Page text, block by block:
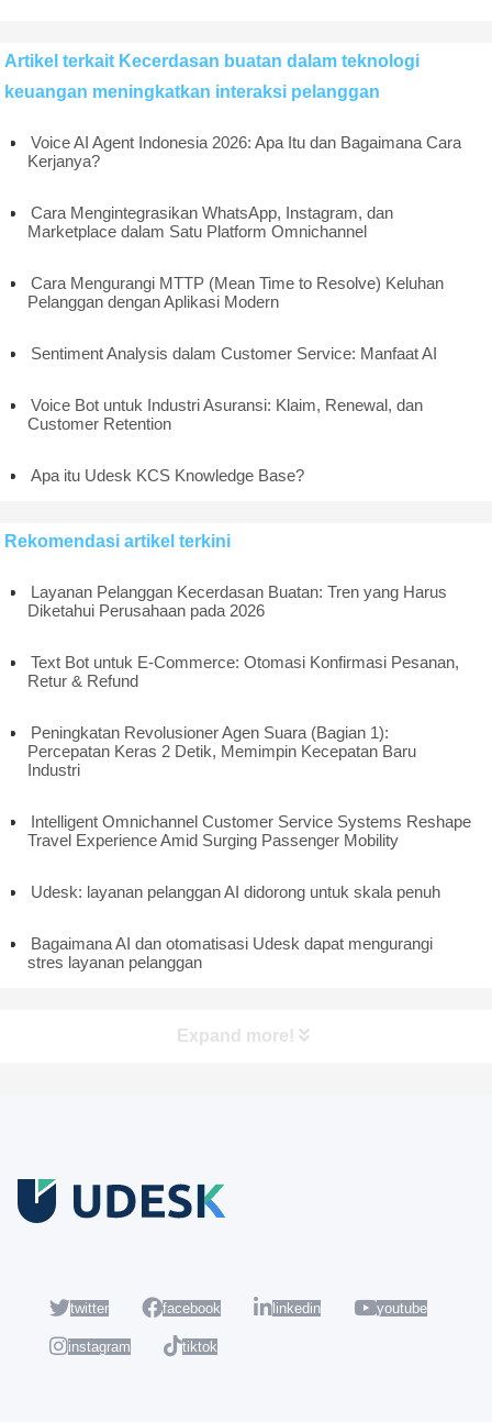
Artikel terkait Kecerdasan buatan dalam teknologi
keuangan meningkatkan interaksi pelanggan
Voice AI Agent Indonesia 2026: Apa Itu dan Bagaimana Cara
Kerjanya?
Cara Mengintegrasikan WhatsApp, Instagram, dan
Marketplace dalam Satu Platform Omnichannel
Cara Mengurangi MTTР (Mean Time to Resolve) Keluhan
Pelanggan dengan Aplikasi Modern
Sentiment Analysis dalam Customer Service: Manfaat AI
Voice Bot untuk Industri Asuransi: Klaim, Renewal, dan
Customer Retention
Apa itu Udesk KCS Knowledge Base?
Rekomendasi artikel terkini
Layanan Pelanggan Kecerdasan Buatan: Tren yang Harus
Diketahui Perusahaan pada 2026
Text Bot untuk E-Commerce: Otomasi Konfirmasi Pesanan,
Retur & Refund
Peningkatan Revolusioner Agen Suara (Bagian 1):
Percepatan Keras 2 Detik, Memimpin Kecepatan Baru
Industri
Intelligent Omnichannel Customer Service Systems Reshape
Travel Experience Amid Surging Passenger Mobility
Udesk: layanan pelanggan AI didorong untuk skala penuh
Bagaimana AI dan otomatisasi Udesk dapat mengurangi
stres layanan pelanggan
Expand more!
twitter facebook linkedin youtube
instagram tiktok